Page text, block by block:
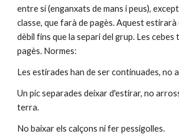
entre sí (enganxats de mans i peus),
classe, que farà de pagès. Aquest estirarà
dèbil fins que la separi del grup. Les
pagès. Normes:
Les estirades han de ser continuades, no
Un pic separades deixar d'estirar, no
terra.
No baixar els calçons ni fer pessigolles.